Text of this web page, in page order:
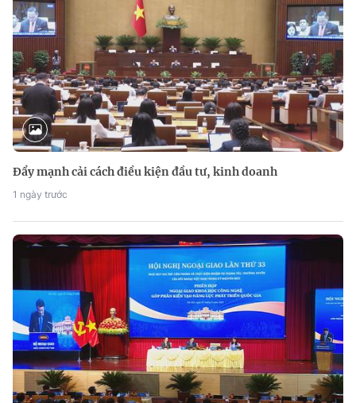
Đẩy mạnh cải cách điều kiện đầu tư, kinh doanh
1 ngày trước